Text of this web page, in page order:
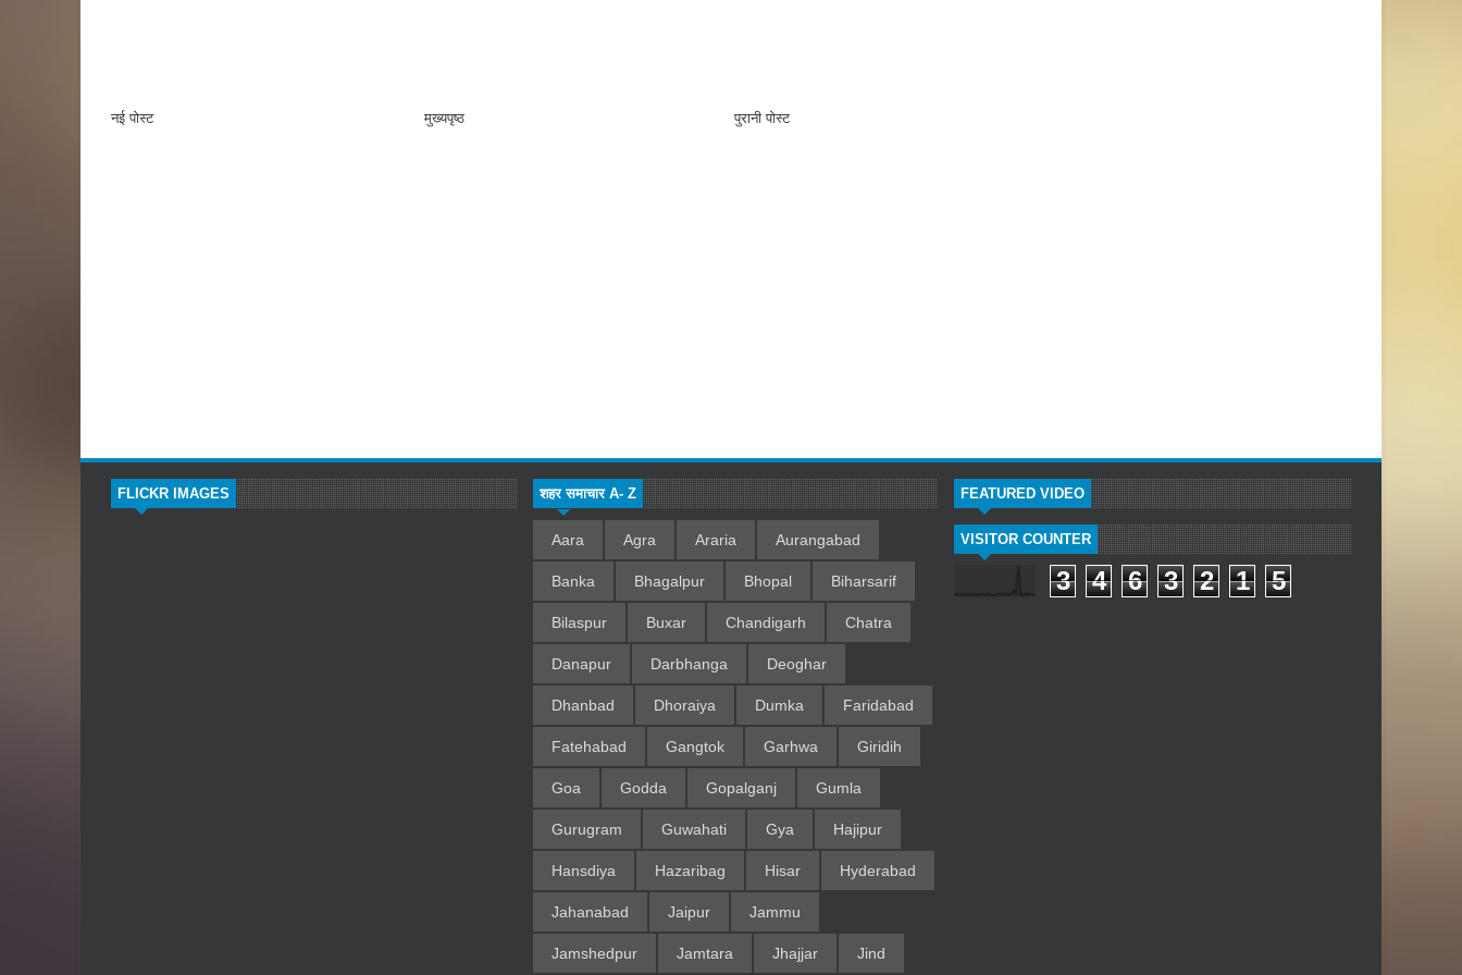
नई पोस्ट पुरानी पोस्ट
मुख्यपृष्ठ
FLICKR IMAGES शहर समाचार A- Z
Aara Agra Araria Aurangabad
Banka Bhagalpur Bhopal Biharsarif
Bilaspur Buxar Chandigarh Chatra
Danapur Darbhanga Deoghar
Dhanbad Dhoraiya Dumka Faridabad
Fatehabad Gangtok Garhwa Giridih
Goa Godda Gopalganj Gumla
Gurugram Guwahati Gya Hajipur
Hansdiya Hazaribag Hisar Hyderabad
Jahanabad Jaipur Jammu
Jamshedpur Jamtara Jhajjar Jind
FEATURED VIDEO
VISITOR COUNTER
3 4 6 3 2 1 5